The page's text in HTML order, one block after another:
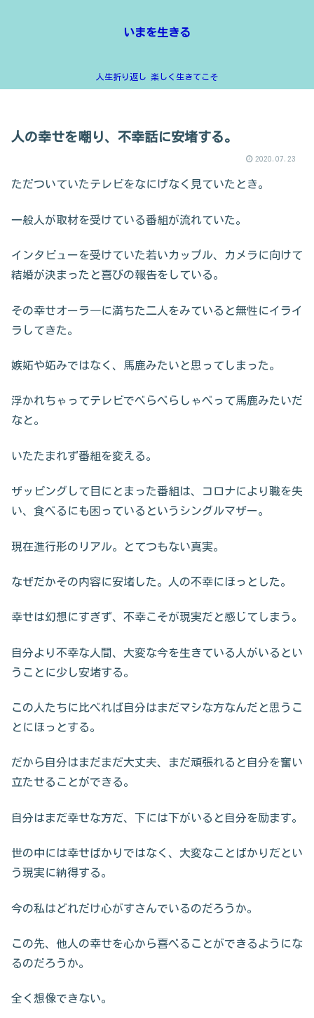
いまを生きる
人生折り返し 楽しく生きてこそ
人の幸せを嘲り、不幸話に安堵する。
2020.07.23
ただついていたテレビをなにげなく見ていたとき。
一般人が取材を受けている番組が流れていた。
インタビューを受けていた若いカップル、カメラに向けて
結婚が決まったと喜びの報告をしている。
その幸せオーラ―に満ちた二人をみていると無性にイライ
ラしてきた。
嫉妬や妬みではなく、馬鹿みたいと思ってしまった。
浮かれちゃってテレビでべらべらしゃべって馬鹿みたいだ
なと。
いたたまれず番組を変える。
ザッピングして目にとまった番組は、コロナにより職を失
い、食べるにも困っているというシングルマザー。
現在進行形のリアル。とてつもない真実。
なぜだかその内容に安堵した。人の不幸にほっとした。
幸せは幻想にすぎず、不幸こそが現実だと感じてしまう。
自分より不幸な人間、大変な今を生きている人がいるとい
うことに少し安堵する。
この人たちに比べれば自分はまだマシな方なんだと思うこ
とにほっとする。
だから自分はまだまだ大丈夫、まだ頑張れると自分を奮い
立たせることができる。
自分はまだ幸せな方だ、下には下がいると自分を励ます。
世の中には幸せばかりではなく、大変なことばかりだとい
う現実に納得する。
今の私はどれだけ心がすさんでいるのだろうか。
この先、他人の幸せを心から喜べることができるようにな
るのだろうか。
全く想像できない。